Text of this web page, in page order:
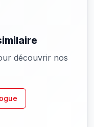
découvrir nos